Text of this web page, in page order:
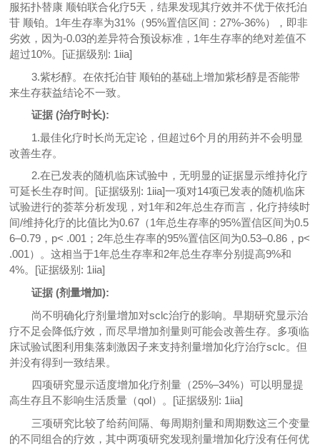
服拓扑替康 顺铂联合化疗5天，结果发现其疗效并不优于依托泊
苷 顺铂。1年生存率为31%（95%置信区间：27%-36%），即非
劣效，因为-0.03的差异符合预设标准，1年生存率的绝对差值不
超过10%。[证据级别: 1iia]
3.紫杉醇。在依托泊苷 顺铂的基础上增加紫杉醇是否能带
来生存获益结论不一致。
证据 (治疗时长):
1.最佳化疗时长尚无定论，但超过6个月的用药并不会明显
改善生存。
2.在已发表的随机临床试验中，无明显的证据显示维持化疗
可延长生存时间。[证据级别: 1iia]一项对14项已发表的随机临床
试验进行的荟萃分析发现，对1年和2年总生存而言，化疗持续时
间/维持化疗的比值比为0.67（1年总生存率的95%置信区间为0.5
6–0.79，p< .001；2年总生存率的95%置信区间为0.53–0.86，p<
.001）。这相当于1年总生存率和2年总生存率分别提高9%和
4%。[证据级别: 1iia]
证据 (剂量增加):
尚不明确化疗剂量增加对sclc治疗的影响。早期研究显示治
疗不足会降低疗效，而尽早增加剂量则可能会改善生存。多项临
床试验试图利用集落刺激因子来支持剂量增加化疗治疗sclc。但
并没有得到一致结果。
四项研究显示适度增加化疗剂量（25%–34%）可以明显提
高生存且不影响生活质量（qol）。[证据级别: 1iia]
三项研究比较了给药间隔、每周期剂量和周期数这三个变量
的不同组合的疗效，其中两项研究发现剂量增加化疗没有任何优